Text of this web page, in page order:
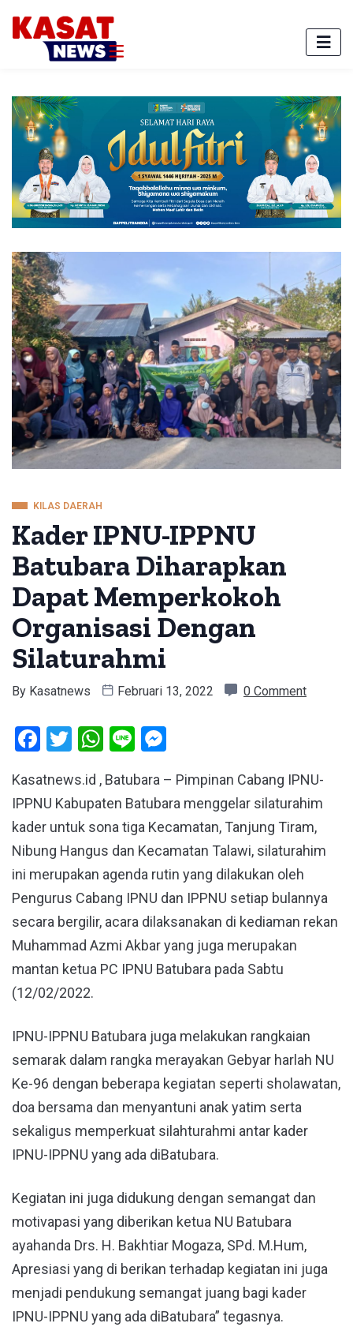
KILAS DAERAH
Kader IPNU-IPPNU
Batubara Diharapkan
Dapat Memperkokoh
Organisasi Dengan
Silaturahmi
By Kasatnews Februari 13, 2022 0 Comment
Facebook
Twitter
WhatsApp
Line
Kasatnews.id , Batubara – Pimpinan Cabang IPNU-
IPPNU Kabupaten Batubara menggelar silaturahim
kader untuk sona tiga Kecamatan, Tanjung Tiram,
Nibung Hangus dan Kecamatan Talawi, silaturahim
ini merupakan agenda rutin yang dilakukan oleh
Pengurus Cabang IPNU dan IPPNU setiap bulannya
secara bergilir, acara dilaksanakan di kediaman rekan
Muhammad Azmi Akbar yang juga merupakan
mantan ketua PC IPNU Batubara pada Sabtu
(12/02/2022.
IPNU-IPPNU Batubara juga melakukan rangkaian
semarak dalam rangka merayakan Gebyar harlah NU
Ke-96 dengan beberapa kegiatan seperti sholawatan,
doa bersama dan menyantuni anak yatim serta
sekaligus memperkuat silahturahmi antar kader
IPNU-IPPNU yang ada diBatubara.
Kegiatan ini juga didukung dengan semangat dan
motivapasi yang diberikan ketua NU Batubara
ayahanda Drs. H. Bakhtiar Mogaza, SPd. M.Hum,
Apresiasi yang di berikan terhadap kegiatan ini juga
menjadi pendukung semangat juang bagi kader
IPNU-IPPNU yang ada diBatubara” tegasnya.